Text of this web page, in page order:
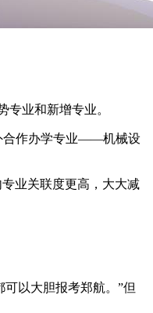
专业和新增专业。
合作办学专业——机械设
业关联度更高，大大减
以大胆报考郑航。”但